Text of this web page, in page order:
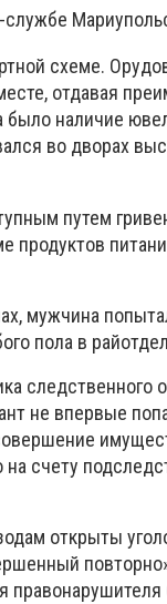
схеме.
отдавая
было наличие
во дворах
путем
продуктов
мужчина
пола в
следственного
не впервые
на счету
открыты